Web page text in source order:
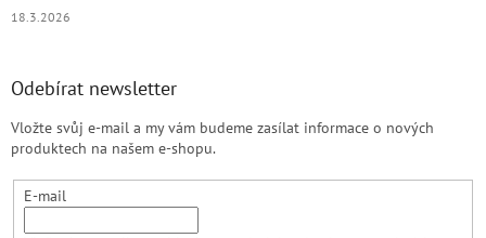
18.3.2026
Odebírat newsletter
Vložte svůj e-mail a my vám budeme zasílat informace o nových
produktech na našem e-shopu.
E-mail